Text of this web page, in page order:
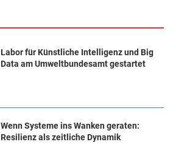
Labor für Künstliche Intelligenz und Big
Data am Umweltbundesamt gestartet
Wenn Systeme ins Wanken geraten:
Resilienz als zeitliche Dynamik